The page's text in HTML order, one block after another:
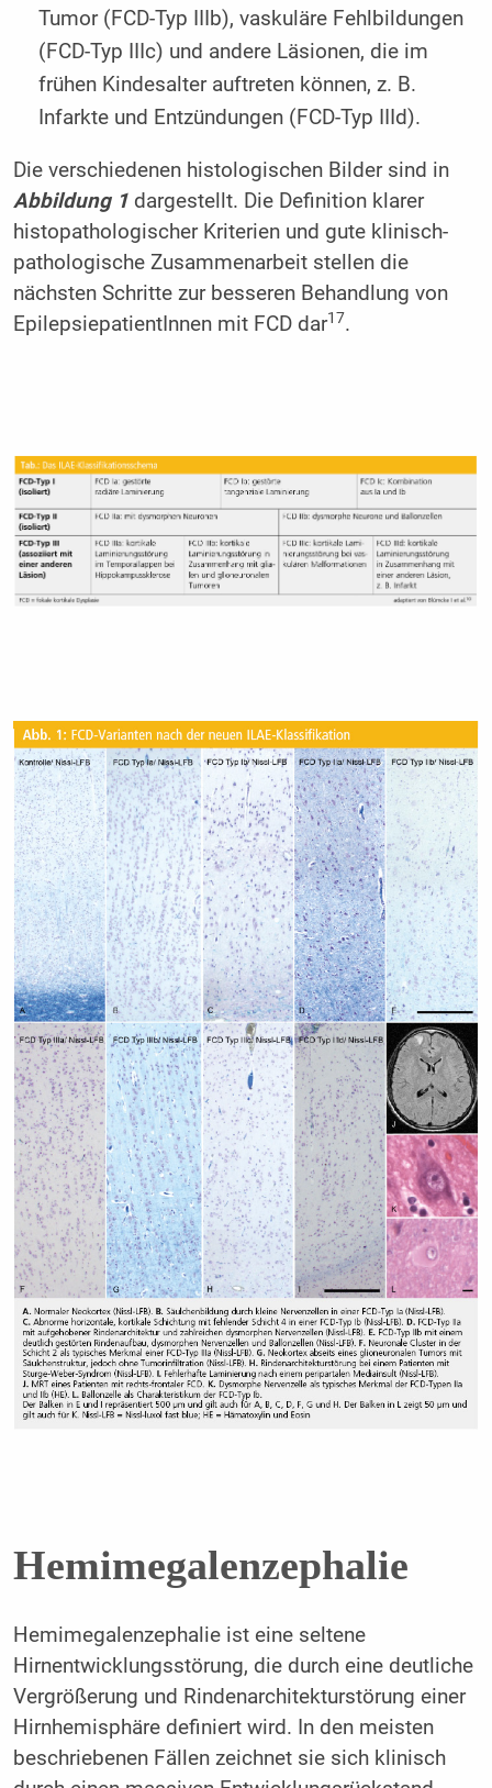
Tumor (FCD-Typ IIIb), vaskuläre Fehlbildungen
(FCD-Typ IIIc) und andere Läsionen, die im
frühen Kindesalter auftreten können, z. B.
Infarkte und Entzündungen (FCD-Typ IIId).
Die verschiedenen histologischen Bilder sind in
Abbildung 1dargestellt. Die Definition klarer
histopathologischer Kriterien und gute klinisch-
pathologische Zusammenarbeit stellen die
nächsten Schritte zur besseren Behandlung von
EpilepsiepatientInnen mit FCD dar17.
Hemimegalenzephalie
Hemimegalenzephalie ist eine seltene
Hirnentwicklungsstörung, die durch eine deutliche
Vergrößerung und Rindenarchitekturstörung einer
Hirnhemisphäre definiert wird. In den meisten
beschriebenen Fällen zeichnet sie sich klinisch